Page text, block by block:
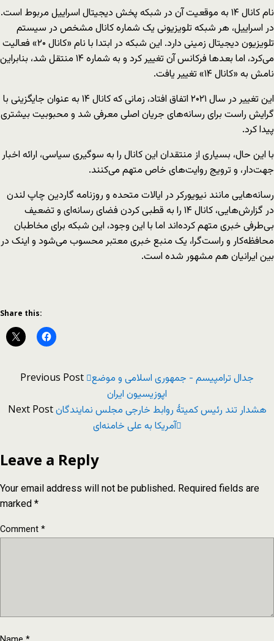
نام کانال ۱۴ به موقعیت آن در شبکه پخش دیجیتال اسراییل مربوط است.
در اسراییل، هر شبکه تلویزیونی یک شماره کانال مشخص در سیستم
تلویزیون دیجیتال زمینی دارد. این شبکه در ابتدا با نام «کانال ۲۰» فعالیت
می‌کرد، اما بعدها فرکانس آن تغییر کرد و به شماره ۱۴ منتقل شد، بنابراین
نامش به «کانال ۱۴» تغییر یافت.
این تغییر در سال ۲۰۲۱ اتفاق افتاد، زمانی که کانال ۱۴ به عنوان جایگزینی با
گرایش راست برای رسانه‌های جریان اصلی معرفی شد و محبوبیت بیشتری
پیدا کرد.
با این حال، بسیاری از منتقدان این کانال را به سوگیری سیاسی، ارائه اخبار
جهت‌دار، و ترویج روایت‌های خاص متهم می‌کنند.
رسانه‌هایی مانند نیویورکر در ایالات متحده و روزنامه گاردین چاپ لندن
در گزارش‌هایی، کانال ۱۴ را به قطبی کردن فضای رسانه‌ای و تضعیف
بی‌طرفی خبری متهم کرده‌اند اما با این وجود، این شبکه برای مخاطبان
محافظه‌کار و راست‌گرا، یک منبع خبری معتبر محسوب می‌شود و اینک در
بین ایرانیان هم مشهور شده است.
Share this:
Previous Post جدال ترامپیسم - جمهوری اسلامی و موضع
اپوزیسیون ایران
Next Postهشدار تند رئیس کمیتهٔ روابط خارجی مجلس نمایندگان
آمریکا به علی خامنه‌ای
Leave a Reply
Your email address will not be published. Required fields are
marked*
Comment*